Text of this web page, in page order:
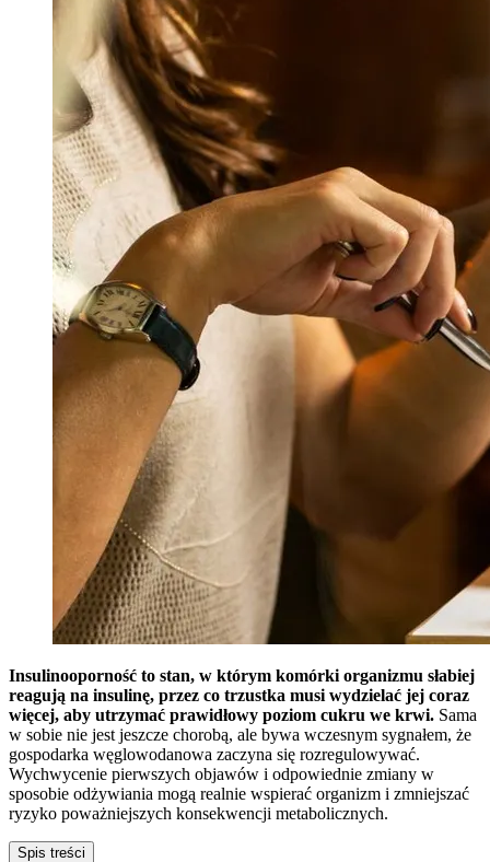
Insulinooporność to stan, w którym komórki organizmu słabiej
reagują na insulinę, przez co trzustka musi wydzielać jej coraz
więcej, aby utrzymać prawidłowy poziom cukru we krwi. Sama
w sobie nie jest jeszcze chorobą, ale bywa wczesnym sygnałem, że
gospodarka węglowodanowa zaczyna się rozregulowywać.
Wychwycenie pierwszych objawów i odpowiednie zmiany w
sposobie odżywiania mogą realnie wspierać organizm i zmniejszać
ryzyko poważniejszych konsekwencji metabolicznych.
Spis treści